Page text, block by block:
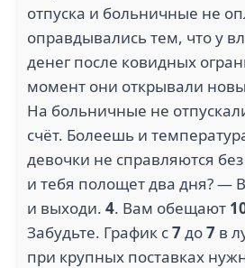
отпуска и больничные не
оправдывались тем, что у
денег после ковидных
момент они открывали
На больничные не
счёт. Болеешь и
девочки не справляются
и тебя полощет два дня? —
и выходи. 4. Вам обещают
Забудьте. График с7до7 в
при крупных поставках